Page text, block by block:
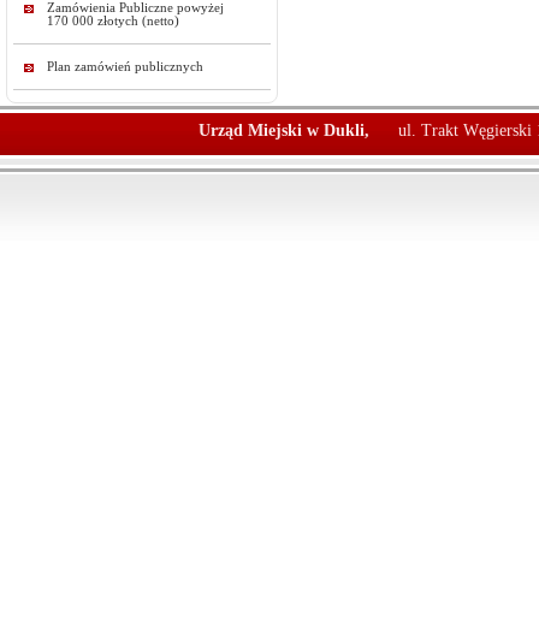
Zamówienia Publiczne powyżej
170 000 złotych (netto)
Plan zamówień publicznych
Urząd Miejski w Dukli, ul. Trakt Węgierski